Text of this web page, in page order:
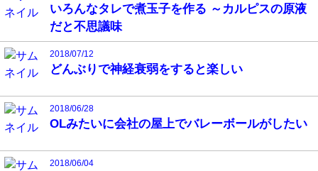
いろんなタレで煮玉子を作る ～カルピスの原液
だと不思議味
2018/07/12
どんぶりで神経衰弱をすると楽しい
2018/06/28
OLみたいに会社の屋上でバレーボールがしたい
2018/06/04